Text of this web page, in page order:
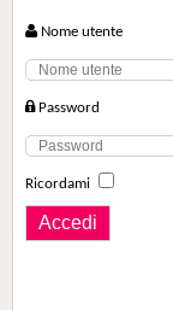
Nome utente
Password
Ricordami